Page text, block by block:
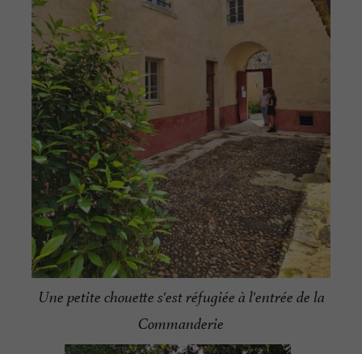
Une petite chouette s'est réfugiée à l'entrée de la
Commanderie